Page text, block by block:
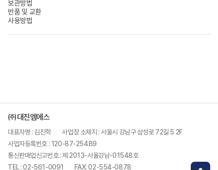
보관방법
반품 및 교환
사용방법
㈜대진엠에스
대표자명 : 김진학
사업장 소재지 : 서울시 강남구 삼성로 72길 5 2F
사업자등록번호 : 120-87-25489
통신판매업신고번호 : 제 2013-서울강남-01548호
TEL : 02-561-0091
FAX: 02-554-0878